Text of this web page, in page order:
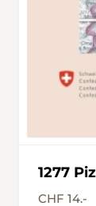
1277
CHF 14.-